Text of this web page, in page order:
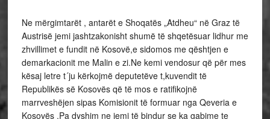
Ne mërgimtarët , antarët e Shoqatës „Atdheu“ në Graz të
Austrisë jemi jashtzakonisht shumë të shqetësuar lidhur me
zhvillimet e fundit në Kosovë,e sidomos me qështjen e
demarkacionit me Malin e zi.Ne kemi vendosur që për mes
kësaj letre t´ju kërkojmë deputetëve t,kuvendit të
Republikës së Kosovës që të mos e ratifikojnë
marrveshëjen sipas Komisionit të formuar nga Qeveria e
Kosovës .Pa dyshim ne jemi të bindur se ka gabime te